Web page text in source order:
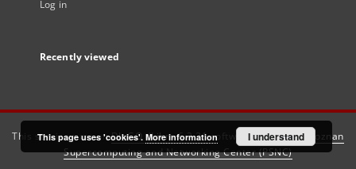
Log in
Recently viewed
This service runs onDInGO dLibra 6.3.21software created by
Poznan
Supercomputing and Networking Center (PSNC)
This page uses 'cookies'. More information I understand